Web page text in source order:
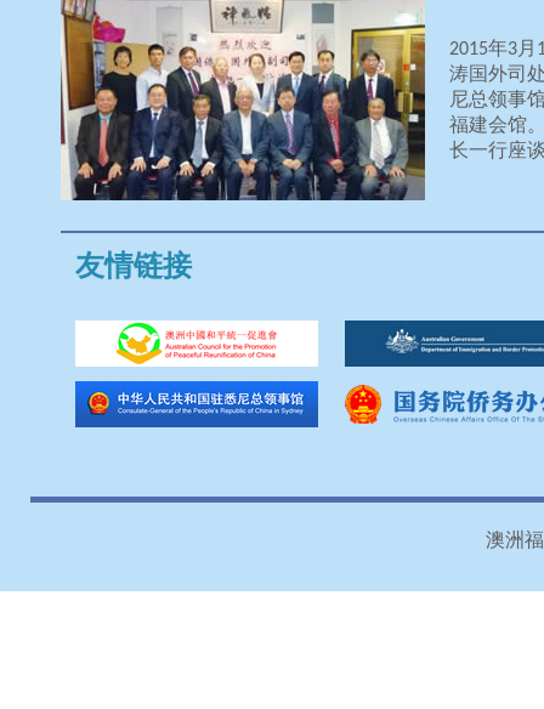
2015年3
涛国外司
尼总领事
福建会馆
长一行座
友情链接
澳洲